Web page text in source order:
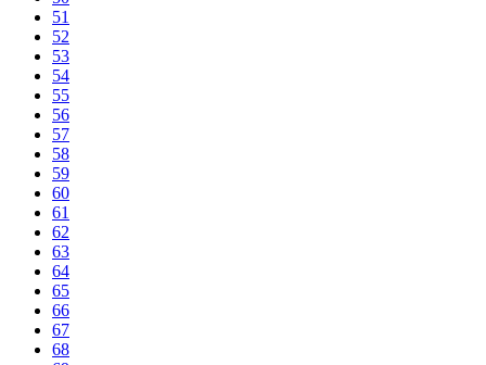
51
52
53
54
55
56
57
58
59
60
61
62
63
64
65
66
67
68